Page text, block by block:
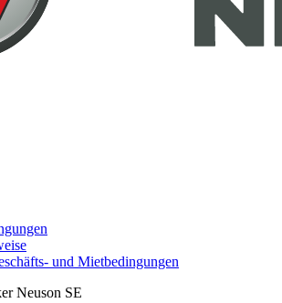
und Mietbedingungen
Neuson SE